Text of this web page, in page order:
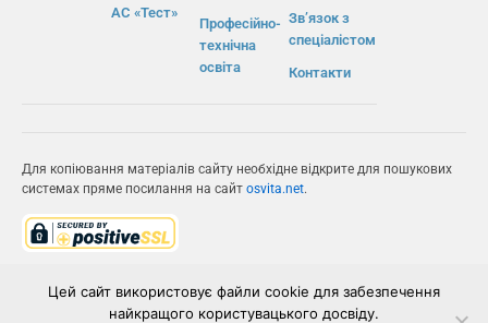
АС «Тест»
Професійно-
технічна
освіта
Зв’язок з
спеціалістом
Контакти
Для копіювання матеріалів сайту необхідне відкрите для пошукових
системах пряме посилання на сайт osvita.net.
Цей сайт використовує файли cookie для забезпечення
найкращого користувацького досвіду.